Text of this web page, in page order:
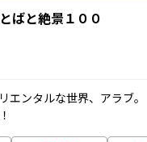
ばと絶景１００
エンタルな世界、アラブ